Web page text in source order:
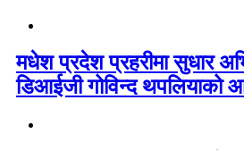
मधेश प्रदेश प्रहरीमा सुधार
डिआईजी गोविन्द थपलियाको